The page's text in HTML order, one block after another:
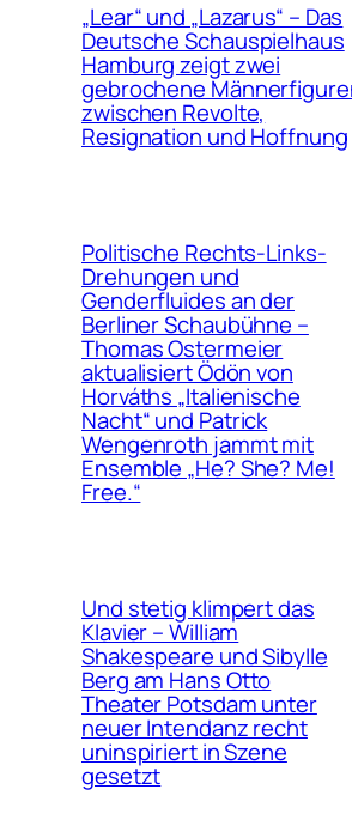
„Lear“ und „Lazarus“ – Das
Deutsche Schauspielhaus
Hamburg zeigt zwei
gebrochene
zwischen Revolte,
Resignation und Hoffnung
Politische Rechts-Links-
Drehungen und
Genderfluides an der
Berliner Schaubühne –
Thomas Ostermeier
aktualisiert Ödön von
Horváths „Italienische
Nacht“ und Patrick
Wengenroth jammt mit
Ensemble „He? She? Me!
Free.“
Und stetig klimpert das
Klavier – William
Shakespeare und Sibylle
Berg am Hans Otto
Theater Potsdam unter
neuer Intendanz recht
uninspiriert in Szene
gesetzt